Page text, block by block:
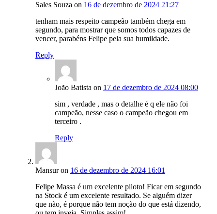
Sales Souza on 16 de dezembro de 2024 21:27
tenham mais respeito campeão também chega em
segundo, para mostrar que somos todos capazes de
vencer, parabéns Felipe pela sua humildade.
Reply
João Batista on 17 de dezembro de 2024 08:00
sim , verdade , mas o detalhe é q ele não foi
campeão, nesse caso o campeão chegou em
terceiro .
Reply
Mansuron 16 de dezembro de 2024 16:01
Felipe Massa é um excelente piloto! Ficar em segundo
na Stock é um excelente resultado. Se alguém dizer
que não, é porque não tem noção do que está dizendo,